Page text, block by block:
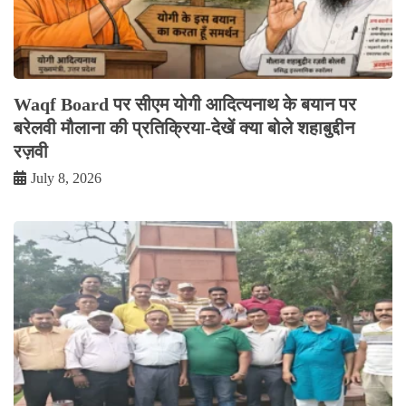
Waqf Board पर सीएम योगी आदित्यनाथ के बयान पर
बरेलवी मौलाना की प्रतिक्रिया-देखें क्या बोले शहाबुद्दीन
रज़वी
July 8, 2026